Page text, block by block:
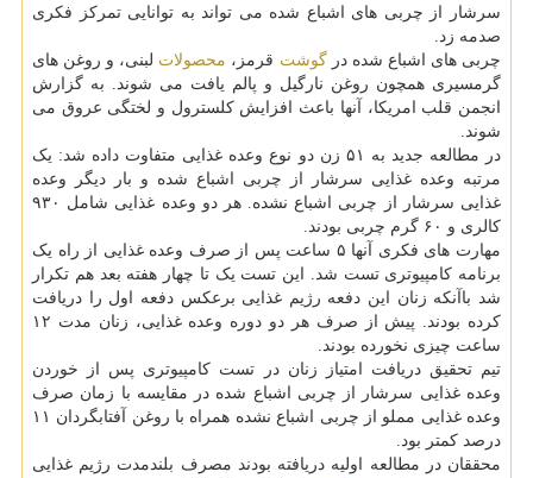
سرشار از چربی های اشباع شده می تواند به توانایی تمرکز فکری
صدمه زد.
چربی های اشباع شده درگوشت قرمز، محصولات لبنی، و روغن های
گرمسیری همچون روغن نارگیل و پالم یافت می شوند. به گزارش
انجمن قلب امریکا، آنها باعث افزایش کلسترول و لختگی عروق می
شوند.
در مطالعه جدید به ۵۱ زن دو نوع وعده غذایی متفاوت داده شد: یک
مرتبه وعده غذایی سرشار از چربی اشباع شده و بار دیگر وعده
غذایی سرشار از چربی اشباع نشده. هر دو وعده غذایی شامل ۹۳۰
کالری و ۶۰ گرم چربی بودند.
مهارت های فکری آنها ۵ ساعت پس از صرف وعده غذایی از راه یک
برنامه کامپیوتری تست شد. این تست یک تا چهار هفته بعد هم تکرار
شد باآنکه زنان این دفعه رژیم غذایی برعکس دفعه اول را دریافت
کرده بودند. پیش از صرف هر دو دوره وعده غذایی، زنان مدت ۱۲
ساعت چیزی نخورده بودند.
تیم تحقیق دریافت امتیاز زنان در تست کامپیوتری پس از خوردن
وعده غذایی سرشار از چربی اشباع شده در مقایسه با زمان صرف
وعده غذایی مملو از چربی اشباع نشده همراه با روغن آفتابگردان ۱۱
درصد کمتر بود.
محققان در مطالعه اولیه دریافته بودند مصرف بلندمدت رژیم غذایی